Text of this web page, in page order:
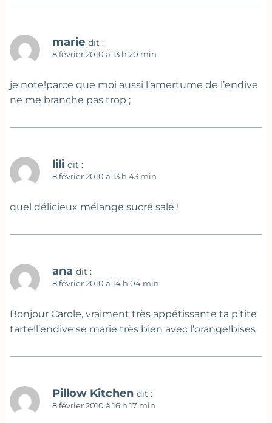
marie dit :
8 février 2010 à 13 h 20 min
je note!parce que moi aussi l’amertume de l’endive
ne me branche pas trop ;
lili dit :
8 février 2010 à 13 h 43 min
quel délicieux mélange sucré salé !
ana dit :
8 février 2010 à 14 h 04 min
Bonjour Carole, vraiment très appétissante ta p’tite
tarte!l’endive se marie très bien avec l’orange!bises
Pillow Kitchen dit :
8 février 2010 à 16 h 17 min